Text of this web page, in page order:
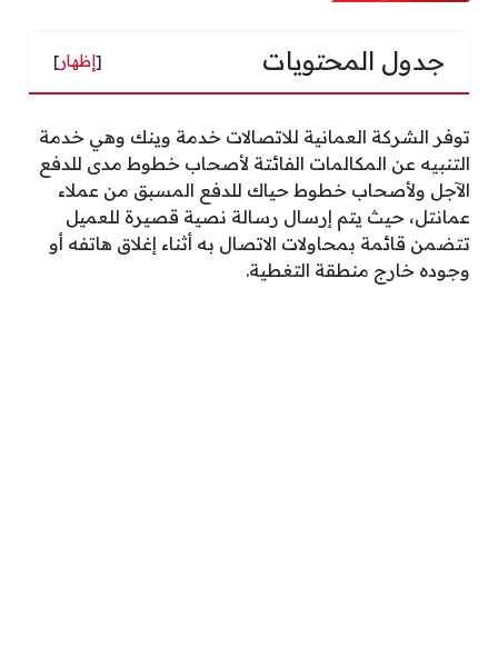
جدول المحتويات [إظهار]
توفر الشركة العمانية للاتصالات خدمة وينك وهي خدمة
التنبيه عن المكالمات الفائتة لأصحاب خطوط مدى للدفع
الآجل ولأصحاب خطوط حياك للدفع المسبق من عملاء
عمانتل، حيث يتم إرسال رسالة نصية قصيرة للعميل
تتضمن قائمة بمحاولات الاتصال به أثناء إغلاق هاتفه أو
وجوده خارج منطقة التغطية.